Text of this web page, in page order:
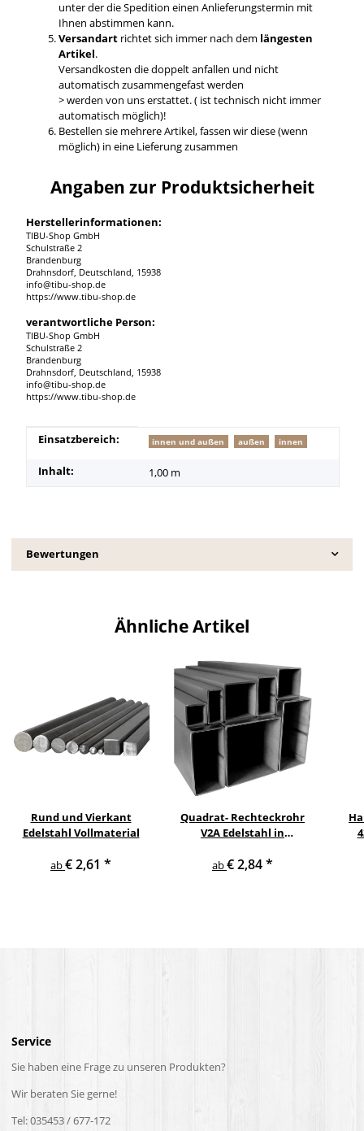
unter der die Spedition einen Anlieferungstermin mit
Ihnen abstimmen kann.
Versandartrichtet sich immer nach dem längesten
Artikel.
Versandkosten die doppelt anfallen und nicht
automatisch zusammengefast werden
> werden von uns erstattet. ( ist technisch nicht immer
automatisch möglich)!
Bestellen sie mehrere Artikel, fassen wir diese (wenn
möglich) in eine Lieferung zusammen
Angaben zur Produktsicherheit
Herstellerinformationen:
TIBU-Shop GmbH
Schulstraße 2
Brandenburg
Drahnsdorf, Deutschland, 15938
info@tibu-shop.de
https://www.tibu-shop.de
verantwortliche Person:
TIBU-Shop GmbH
Schulstraße 2
Brandenburg
Drahnsdorf, Deutschland, 15938
info@tibu-shop.de
https://www.tibu-shop.de
Produkteigenschaft
Wert
Einsatzbereich: innen und außen außen innen
Inhalt: 1,00 m
Bewertungen
Ähnliche Artikel
Rund und Vierkant
Edelstahl Vollmaterial
ab€ 2,61 *
Quadrat- Rechteckrohr
V2A Edelstahl in
Querschnitten und
ab€ 2,84*
Service
Sie haben eine Frage zu unseren Produkten?
Wir beraten Sie gerne!
Tel: 035453 / 677-172